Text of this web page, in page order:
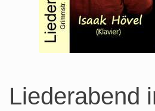
Liederabend